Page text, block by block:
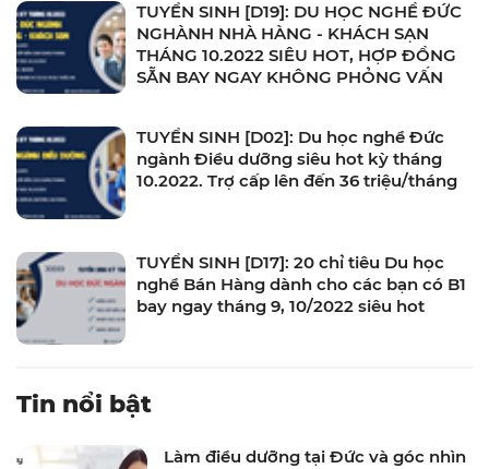
TUYỂN SINH [D19]: DU HỌC NGHỀ ĐỨC
NGHÀNH NHÀ HÀNG - KHÁCH SẠN
THÁNG 10.2022 SIÊU HOT, HỢP ĐỒNG
SẴN BAY NGAY KHÔNG PHỎNG VẤN
TUYỂN SINH [D02]: Du học nghề Đức
ngành Điều dưỡng siêu hot kỳ tháng
10.2022. Trợ cấp lên đến 36 triệu/tháng
TUYỂN SINH [D17]: 20 chỉ tiêu Du học
nghề Bán Hàng dành cho các bạn có B1
bay ngay tháng 9, 10/2022 siêu hot
Tin nổi bật
Làm điều dưỡng tại Đức và góc nhìn